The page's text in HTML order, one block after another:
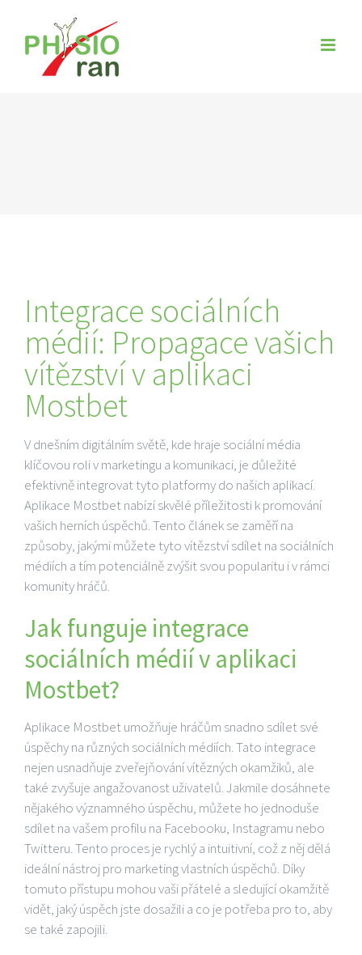
springen
Integrace sociálních
médií: Propagace vašich
vítězství v aplikaci
Mostbet
V dnešním digitálním světě, kde hraje sociální média
klíčovou roli v marketingu a komunikaci, je důležité
efektivně integrovat tyto platformy do našich aplikací.
Aplikace Mostbet nabízí skvělé příležitosti k promování
vašich herních úspěchů. Tento článek se zaměří na
způsoby, jakými můžete tyto vítězství sdílet na sociálních
médiích a tím potenciálně zvýšit svou popularitu i v rámci
komunity hráčů.
Jak funguje integrace
sociálních médií v aplikaci
Mostbet?
Aplikace Mostbet umožňuje hráčům snadno sdílet své
úspěchy na různých sociálních médiích. Tato integrace
nejen usnadňuje zveřejňování vítězných okamžiků, ale
také zvyšuje angažovanost uživatelů. Jakmile dosáhnete
nějakého významného úspěchu, můžete ho jednoduše
sdílet na vašem profilu na Facebooku, Instagramu nebo
Twitteru. Tento proces je rychlý a intuitivní, což z něj dělá
ideální nástroj pro marketing vlastních úspěchů. Díky
tomuto přístupu mohou vaši přátelé a sledující okamžitě
vidět, jaký úspěch jste dosažili a co je potřeba pro to, aby
se také zapojili.